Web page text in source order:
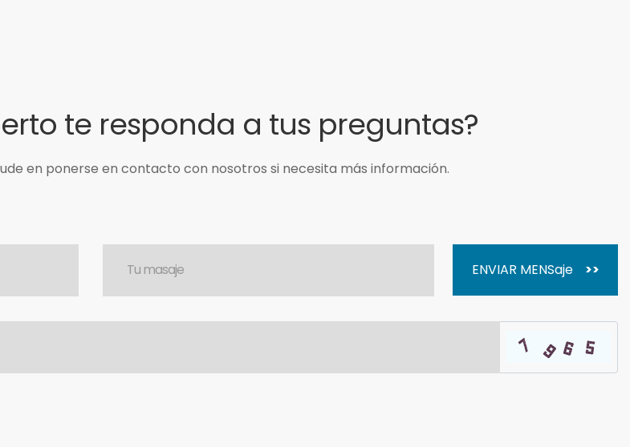
te responda a tus preguntas?
en ponerse en contacto con nosotros si necesita más información.
ENVIAR MENSaje >>